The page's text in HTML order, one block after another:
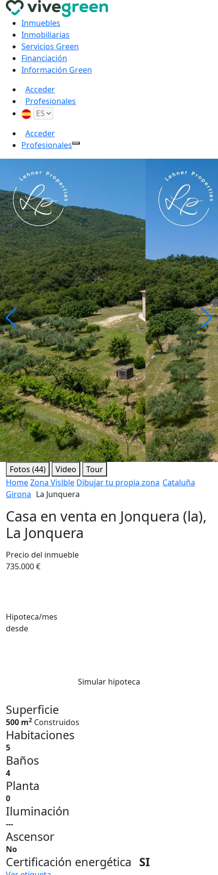
Inmuebles
Inmobiliarias
Servicios Green
Financiación
Información Green
Acceder
Profesionales
Acceder
Profesionales
Fotos (44) Video
Tour
HomeZona Vislble Dibujar tu propia zona Cataluña
Girona La Junquera
Casa en venta en Jonquera (la),
La Jonquera
Precio del inmueble
735.000 €
Hipoteca/mes
desde
Simular hipoteca
Superficie
500 m2 Construidos
Habitaciones
5
Baños
4
Planta
0
Iluminación
---
Ascensor
No
Certificación energética SI